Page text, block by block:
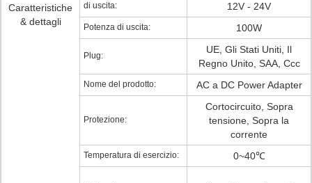
Caratteristiche
& dettagli
di uscita: 12V - 24V
Potenza di uscita: 100W
Plug:
UE, Gli Stati Uniti, Il
Regno Unito, SAA, Ccc
Nome del prodotto: AC a DC Power Adapter
Protezione:
Cortocircuito, Sopra
tensione, Sopra la
corrente
Temperatura di esercizio: 0~40℃